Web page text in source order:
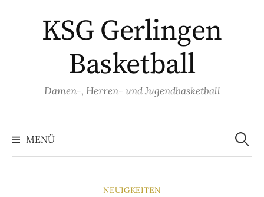
KSG Gerlingen
Basketball
Damen-, Herren- und Jugendbasketball
MENÜ
Suchen
nach:
NEUIGKEITEN